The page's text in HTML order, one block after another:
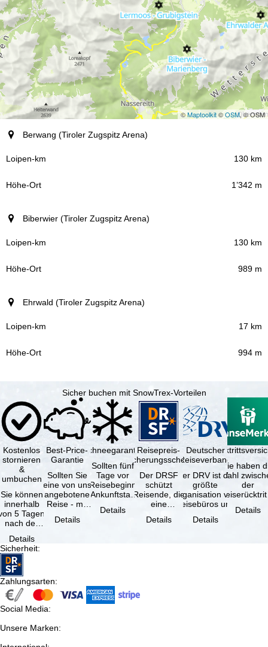
©Maptoolkit©OSM, © OSM
Ort (Region)
Loipen-km
Berwang (Tiroler Zugspitz Arena)
130 km
1’342 m
Biberwier (Tiroler Zugspitz Arena)
130 km
989 m
Ehrwald (Tiroler Zugspitz Arena)
17 km
994 m
Sicher buchen mit SnowTrex-Vorteilen
Kostenlos
stornieren
&
umbuchen
Sie können
innerhalb
5 Tagen
nach der
kostenfrei
…
Details
Best-Price-
Garantie
Sollten Sie
eine von uns
angebotene
Reise - mit
Leistung und
Details
Schneegarantie
Sollten fünf
Tage vor
Reisebeginn
(Ankunftstag)
aufgrund von
Schneemangel
Details
Reisepreis-
Sicherungsschein
Der DRSF
schützt
Reisende, die
eine
oder
Details
Deutscher
Reiseverband
Der DRV ist die
größte
Organisation von
Reisebüros und
Reiseveranstaltern
in …
Details
Sie haben
Wahl
der
(inklusive
Details
Sicherheit:
Zahlungsarten:
Social Media:
Unsere Marken: